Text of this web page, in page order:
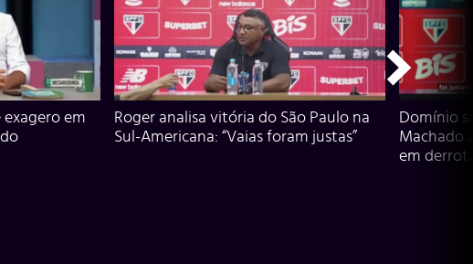
exagero em
Roger analisa vitória do São Paulo na
Sul-Americana: “Vaias foram justas”
Domínio
Machado
em